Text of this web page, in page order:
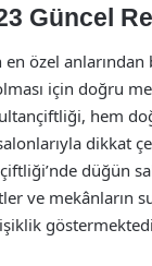
Güncel
en özel
için doğru
hem
dikkat
düğün
ve mekânların